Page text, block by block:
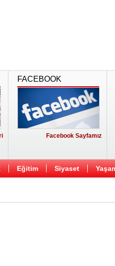
FACEBOOK
Facebook Sayfamız
Eğitim Siyaset